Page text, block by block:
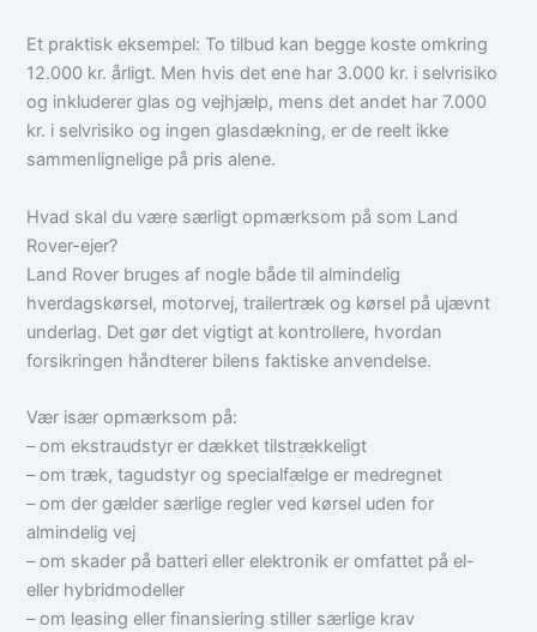
Et praktisk eksempel: To tilbud kan begge koste omkring
12.000 kr. årligt. Men hvis det ene har 3.000 kr. i selvrisiko
og inkluderer glas og vejhjælp, mens det andet har 7.000
kr. i selvrisiko og ingen glasdækning, er de reelt ikke
sammenlignelige på pris alene.
Hvad skal du være særligt opmærksom på som Land
Rover-ejer?
Land Rover bruges af nogle både til almindelig
hverdagskørsel, motorvej, trailertræk og kørsel på ujævnt
underlag. Det gør det vigtigt at kontrollere, hvordan
forsikringen håndterer bilens faktiske anvendelse.
Vær især opmærksom på:
– om ekstraudstyr er dækket tilstrækkeligt
– om træk, tagudstyr og specialfælge er medregnet
– om der gælder særlige regler ved kørsel uden for
almindelig vej
– om skader på batteri eller elektronik er omfattet på el-
eller hybridmodeller
– om leasing eller finansiering stiller særlige krav